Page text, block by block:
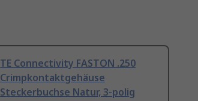
TE Connectivity FASTON .250
Crimpkontaktgehäuse
Steckerbuchse Natur, 3-polig